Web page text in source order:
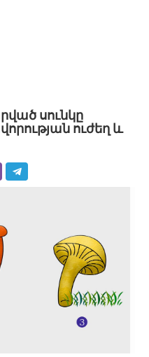
սունկը
ուժեղ և